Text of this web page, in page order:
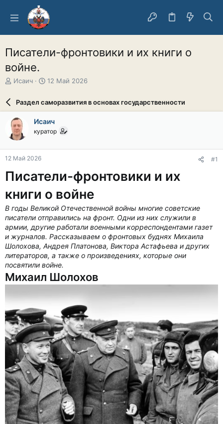
Писатели-фронтовики и их книги о
войне.
А
о
р
т
е
м
ы
Исаич
Д
а
а
ч
л
12 Май 2026
Раздел саморазвития в основах государственности
Исаич
куратор
12 Май 2026 #1
Писатели-фронтовики и их
книги о войне
В годы Великой Отечественной войны многие советские
писатели отправились на фронт. Одни из них служили в
армии, другие работали военными корреспондентами газет
и журналов. Рассказываем о фронтовых буднях Михаила
Шолохова, Андрея Платонова, Виктора Астафьева и других
литераторов, а также о произведениях, которые они
посвятили войне.
Михаил Шолохов